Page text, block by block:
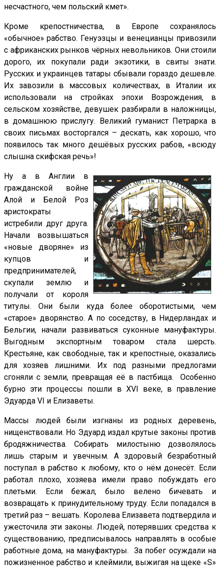
несчастного, чем польский кмет».
Кроме крепостничества, в Европе сохранялось
«обычное» рабство. Генуэзцы и венецианцы привозили
с африканских рынков чёрных невольников. Они стоили
дорого, их покупали ради экзотики, в свиты знати.
Русских и украинцев татары сбывали гораздо дешевле.
Их завозили в массовых количествах, в Италии их
использовали на стройках эпохи Возрождения, в
сельском хозяйстве, девушек разбирали в наложницы,
в домашнюю прислугу. Великий гуманист Петрарка в
своих письмах восторгался – дескать, как хорошо, что
появилось так много дешёвых русских рабов, «всюду
слышна скифская речь»!
Ну а в Англии в
гражданской войне
Алой и Белой Роз
аристократы
истребили друг друга.
Начали возвышаться
«новые дворяне» из
купцов и
предпринимателей,
скупали землю и
получали от короля
титулы. Они были куда более оборотистыми, чем
«старое» дворянство. А по соседству, в Нидерландах и
Бельгии, начали развиваться суконные мануфактуры.
Выгодным экспортным товаром стала шерсть.
Крестьяне, как свободные, так и крепостные, оказались
для хозяев лишними. Их под разными предлогами
сгоняли с земли, превращая её в пастбища. Особенно
бурно эти процессы пошли в XVI
веке, в правление
Эдуарда VI и Елизаветы.
Массы людей были изгнаны из родных деревень,
нищенствовали. Но Эдуард издал крутые законы против
бродяжничества. Собирать милостыню дозволялось
лишь старым и увечным. А здоровый безработный
поступал в рабство к любому, кто о нём донесёт. Если
работал плохо, хозяева имели право побуждать его
плетьми. Если бежал, было велено бичевать и
возвращать к принудительному труду. Если попадался в
третий раз – вешать. Королева Елизавета подтвердила и
ужесточила эти законы. Людей, потерявших средства к
существованию, предписывалось направлять в особые
работные дома, на мануфактуры. За побег осуждали на
пожизненное рабство и клеймили, выжигая на щеке «S»